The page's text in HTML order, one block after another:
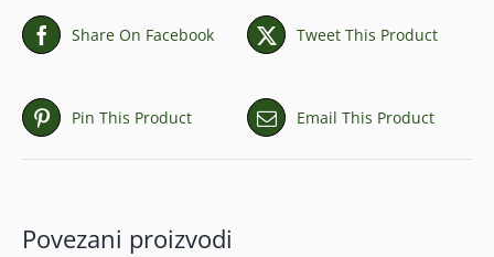
Share On Facebook Tweet This Product
Pin This Product Email This Product
Povezani proizvodi